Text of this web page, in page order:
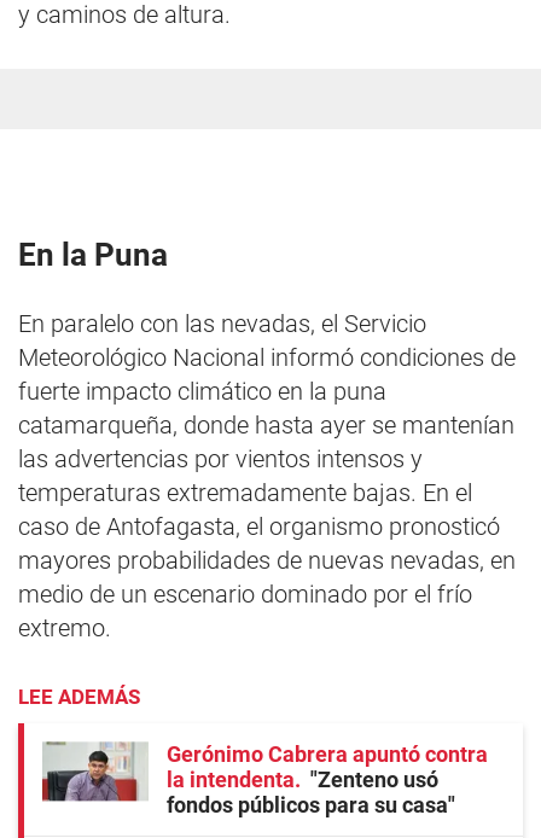
y caminos de altura.
En la Puna
En paralelo con las nevadas, el Servicio
Meteorológico Nacional informó condiciones de
fuerte impacto climático en la puna
catamarqueña, donde hasta ayer se mantenían
las advertencias por vientos intensos y
temperaturas extremadamente bajas. En el
caso de Antofagasta, el organismo pronosticó
mayores probabilidades de nuevas nevadas, en
medio de un escenario dominado por el frío
extremo.
LEE ADEMÁS
Gerónimo Cabrera apuntó contra
la intendenta
"Zenteno usó
fondos públicos para su casa"